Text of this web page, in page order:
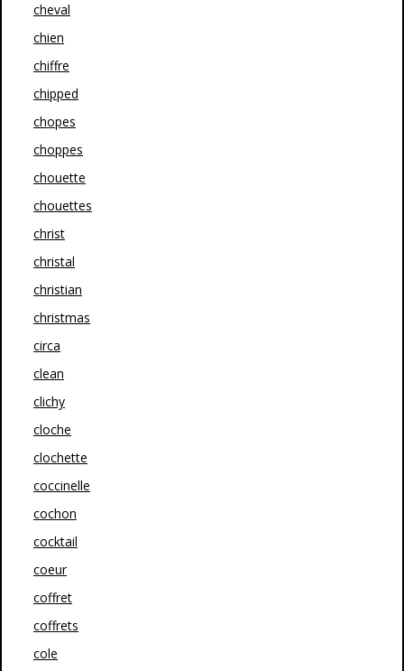
cheval
chien
chiffre
chipped
chopes
choppes
chouette
chouettes
christ
christal
christian
christmas
circa
clean
clichy
cloche
clochette
coccinelle
cochon
cocktail
coeur
coffret
coffrets
cole